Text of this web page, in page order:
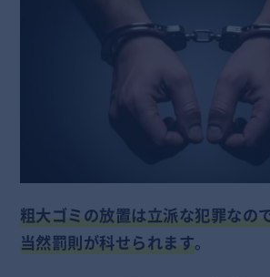
粗大ゴミの放置は立派な犯罪なの
当然罰則が科せられます。